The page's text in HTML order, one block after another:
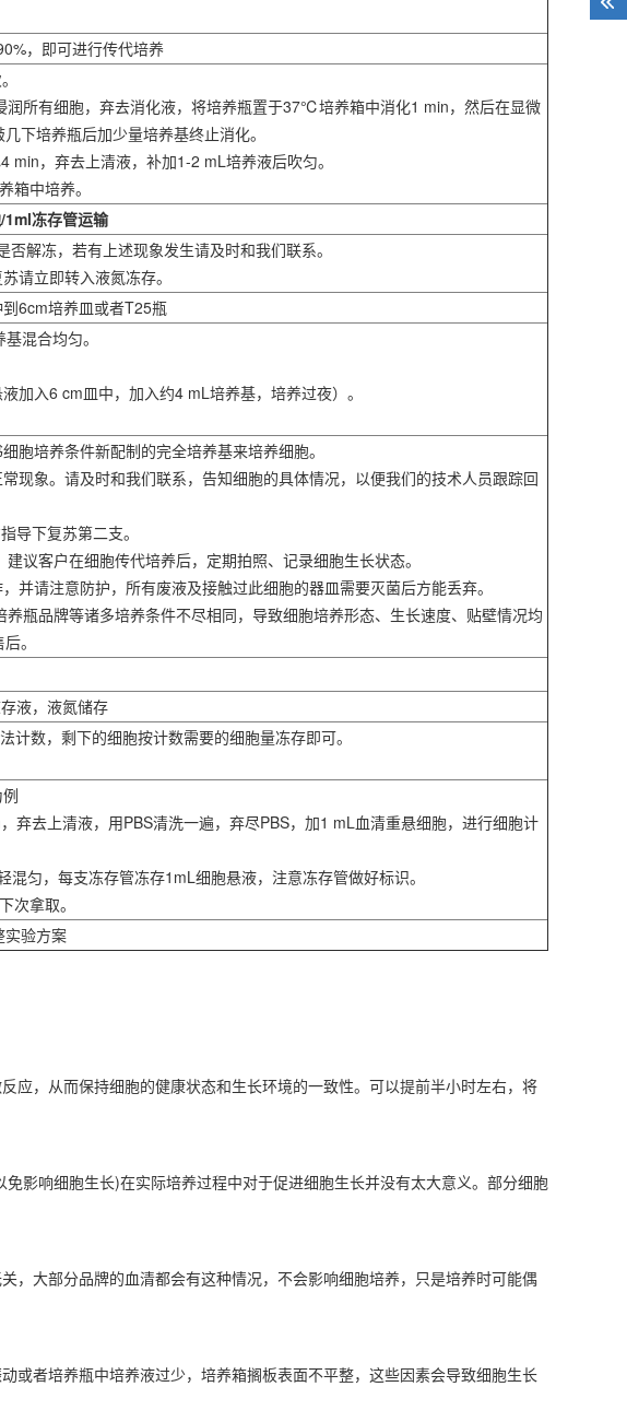
，即可进行传代培养
所有细胞，弃去消化液，将培养瓶置于37℃培养箱中消化1 min，然后在显微
下培养瓶后加少量培养基终止消化。
，弃去上清液，补加1-2 mL培养液后吹匀。
箱中培养。
1ml冻存管运输
解冻，若有上述现象发生请及时和我们联系。
请立即转入液氮冻存。
6cm培养皿或者T25瓶
混合均匀。
加入6 cm皿中，加入约4 mL培养基，培养过夜）。
胞培养条件新配制的完全培养基来培养细胞。
现象。请及时和我们联系，告知细胞的具体情况，以便我们的技术人员跟踪回
导下复苏第二支。
议客户在细胞传代培养后，定期拍照、记录细胞生长状态。
请注意防护，所有废液及接触过此细胞的器皿需要灭菌后方能丢弃。
瓶品牌等诸多培养条件不尽相同，导致细胞培养形态、生长速度、贴壁情况均
。
液，液氮储存
数，剩下的细胞按计数需要的细胞量冻存即可。
去上清液，用PBS清洗一遍，弃尽PBS，加1 mL血清重悬细胞，进行细胞计
混匀，每支冻存管冻存1mL细胞悬液，注意冻存管做好标识。
拿取。
实验方案
应，从而保持细胞的健康状态和生长环境的一致性‌。可以提前半小时左右，将
影响细胞生长)在实际培养过程中对于促进细胞生长并没有太大意义。部分细胞
，大部分品牌的血清都会有这种情况，不会影响细胞培养，只是培养时可能偶
或者培养瓶中培养液过少，培养箱搁板表面不平整，这些因素会导致细胞生长